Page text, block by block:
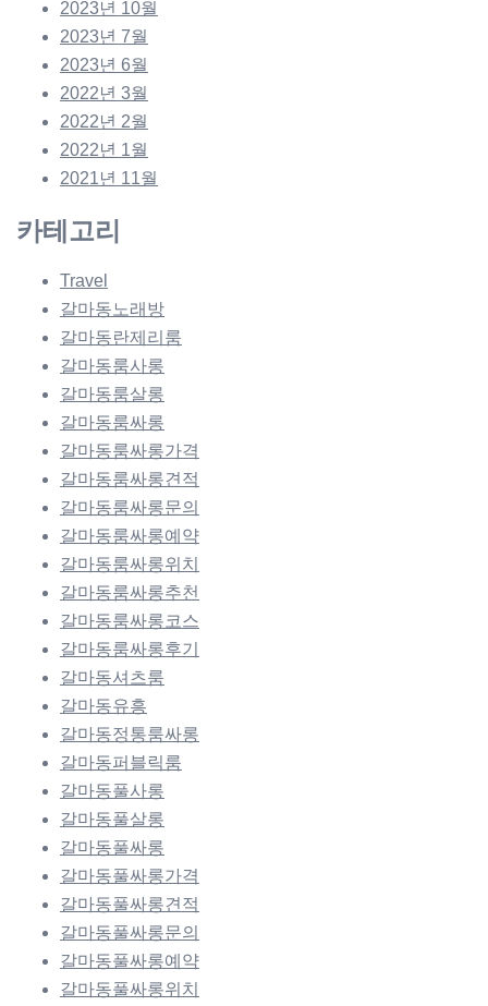
2023년 10월
2023년 7월
2023년 6월
2022년 3월
2022년 2월
2022년 1월
2021년 11월
카테고리
Travel
갈마동노래방
갈마동란제리룸
갈마동룸사롱
갈마동룸살롱
갈마동룸싸롱
갈마동룸싸롱가격
갈마동룸싸롱견적
갈마동룸싸롱문의
갈마동룸싸롱예약
갈마동룸싸롱위치
갈마동룸싸롱추천
갈마동룸싸롱코스
갈마동룸싸롱후기
갈마동셔츠룸
갈마동유흥
갈마동정통룸싸롱
갈마동퍼블릭룸
갈마동풀사롱
갈마동풀살롱
갈마동풀싸롱
갈마동풀싸롱가격
갈마동풀싸롱견적
갈마동풀싸롱문의
갈마동풀싸롱예약
갈마동풀싸롱위치